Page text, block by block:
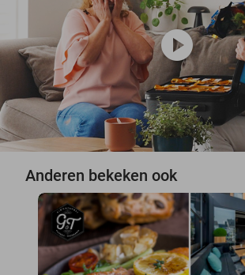
play_circle
Anderen bekeken ook